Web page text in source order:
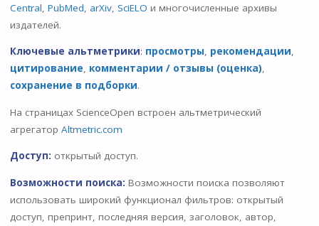
Central, PubMed, arXiv, SciELO и многочисленные архивы
издателей.
Ключевые альтметрики: просмотры, рекомендации,
цитирование, комментарии / отзывы (оценка),
сохранение в подборки.
На страницах ScienceOpen встроен альтметрический
агрегатор Altmetric.com
Доступ: открытый доступ.
Возможности поиска: Возможности поиска позволяют
использовать широкий функционал фильтров: открытый
доступ, препринт, последняя версия, заголовок, автор,